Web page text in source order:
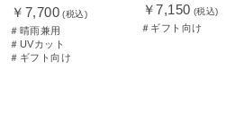
￥7,700 (税込)
＃晴雨兼用
＃UVカット
＃ギフト向け
￥7,150 (税込)
＃ギフト向け